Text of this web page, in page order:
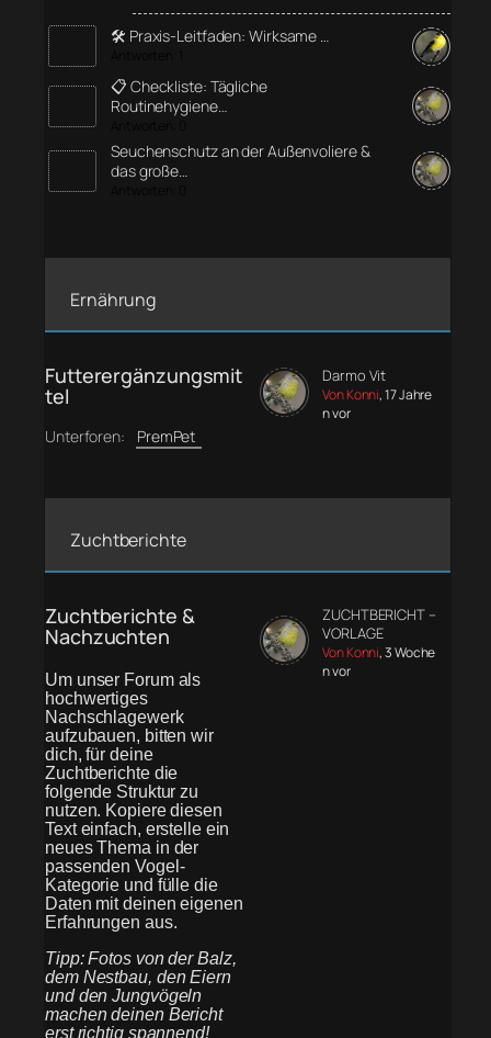
🛠️ Praxis-Leitfaden: Wirksame …
📋 Checkliste: Tägliche
Routinehygiene…
Seuchenschutz an der Außenvoliere &
das große…
Ernährung
Futterergänzungsmit
tel
Unterforen: PremPet
Darmo Vit
Von Konni, 17 Jahre
n vor
Zuchtberichte
Zuchtberichte &
Nachzuchten
Um unser Forum als
hochwertiges
Nachschlagewerk
aufzubauen, bitten wir
dich, für deine
Zuchtberichte die
folgende Struktur zu
nutzen. Kopiere diesen
Text einfach, erstelle ein
neues Thema in der
passenden Vogel-
Kategorie und fülle die
Daten mit deinen eigenen
Erfahrungen aus.
Tipp: Fotos von der Balz,
dem Nestbau, den Eiern
und den Jungvögeln
machen deinen Bericht
erst richtig spannend!
ZUCHTBERICHT –
VORLAGE
Von Konni, 3 Woche
n vor